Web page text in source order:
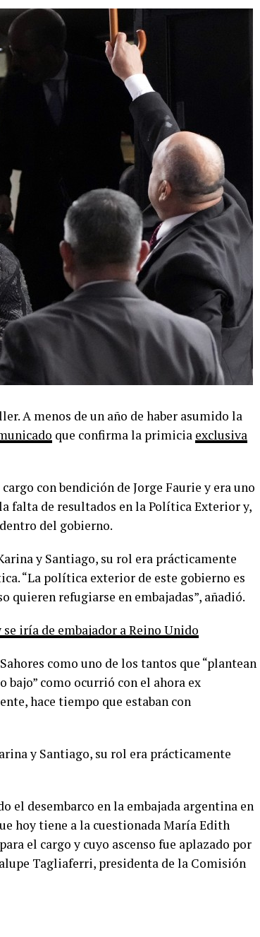
A menos de un año de haber asumido la
que confirma la primicia exclusiva
con bendición de Jorge Faurie y era uno
falta de resultados en la Política Exterior y,
del gobierno.
y Santiago, su rol era prácticamente
“La política exterior de este gobierno es
quieren refugiarse en embajadas”, añadió.
iría de embajador a Reino Unido
como uno de los tantos que “plantean
como ocurrió con el ahora ex
hace tiempo que estaban con
y Santiago, su rol era prácticamente
el desembarco en la embajada argentina en
hoy tiene a la cuestionada María Edith
el cargo y cuyo ascenso fue aplazado por
Tagliaferri, presidenta de la Comisión